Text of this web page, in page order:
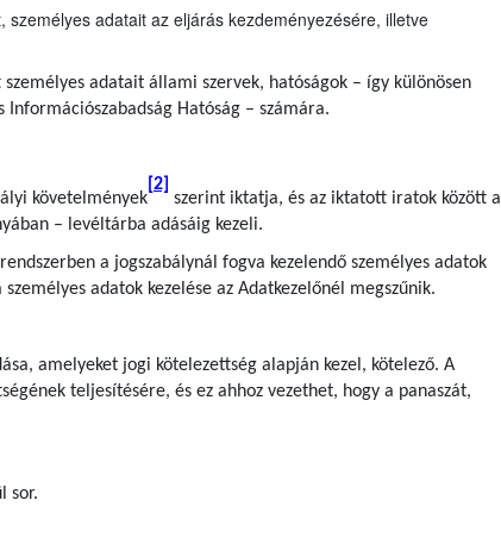
adatait az eljárás kezdeményezésére, illetve
adatait állami szervek, hatóságok – így különösen
Hatóság – számára.
követelmények
[2]
szerint iktatja, és az iktatott iratok között a
– levéltárba adásáig kezeli.
a jogszabálynál fogva kezelendő személyes adatok
adatok kezelése az Adatkezelőnél megszűnik.
amelyeket jogi kötelezettség alapján kezel, kötelező. A
teljesítésére, és ez ahhoz vezethet, hogy a panaszát,
sor.